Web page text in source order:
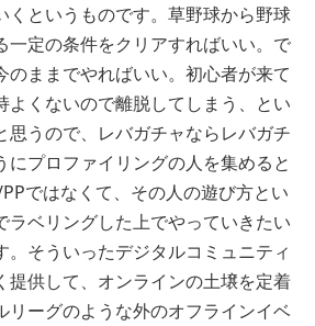
くというものです。草野球から野球
一定の条件をクリアすればいい。で
のままでやればいい。初心者が来て
よくないので離脱してしまう、とい
思うので、レバガチャならレバガチ
にプロファイリングの人を集めると
ではなくて、その人の遊び方とい
ラベリングした上でやっていきたい
。そういったデジタルコミュニティ
提供して、オンラインの土壌を定着
リーグのような外のオフラインイベ